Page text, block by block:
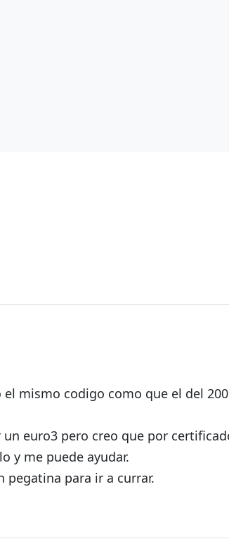
mismo codigo como que el del
euro3 pero creo que por
y me puede ayudar.
pegatina para ir a currar.